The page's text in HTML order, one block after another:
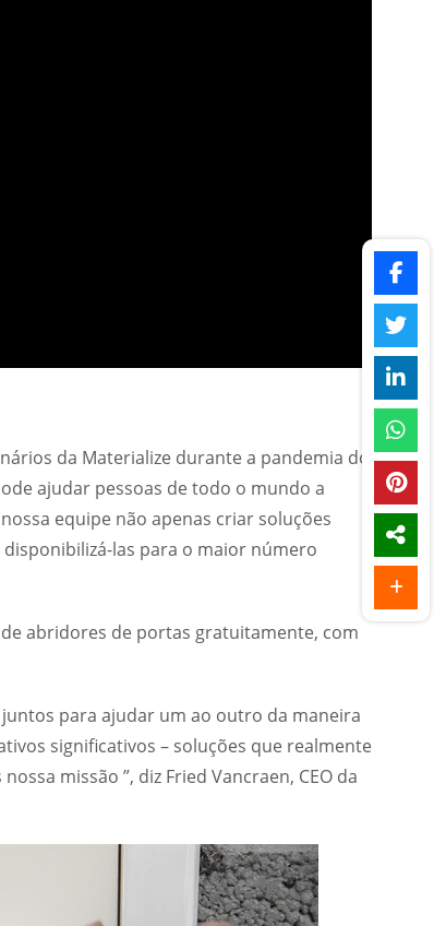
da Materialize durante a pandemia do
ajudar pessoas de todo o mundo a
equipe não apenas criar soluções
las para o maior número
abridores de portas gratuitamente, com
para ajudar um ao outro da maneira
significativos – soluções que realmente
missão ”, diz Fried Vancraen, CEO da